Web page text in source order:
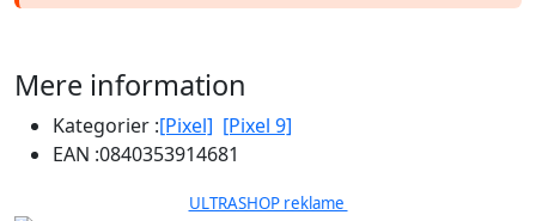
Mere information
Kategorier :[Pixel] [Pixel 9]
EAN :0840353914681
ULTRASHOP reklame